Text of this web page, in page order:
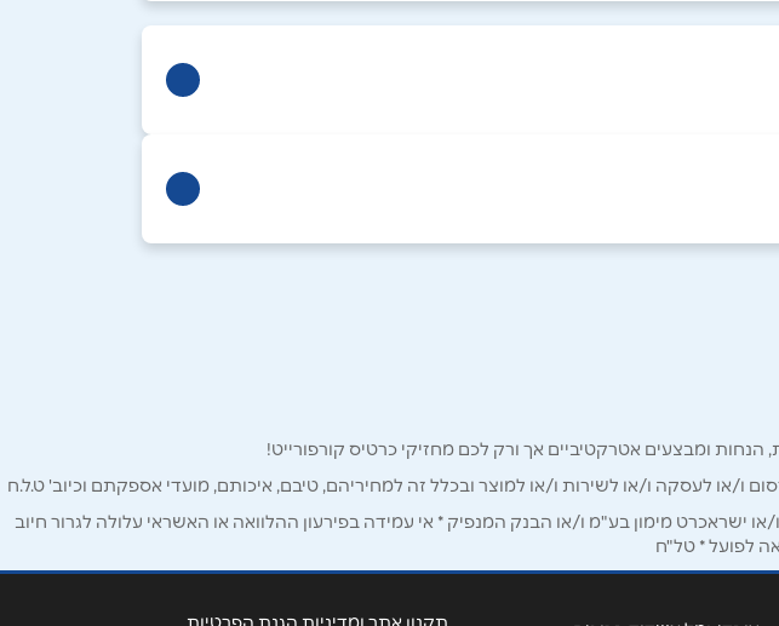
ביאליק ירושלים
04-9924791
רמת גן
ו/או לעסקה ו/או לשירות ו/או למוצר ובכלל זה למחיריהם, טיבם, איכותם, מועדי אספקתם וכיוב' ט.ל.ח
מימון בע"מ ו/או הבנק המנפיק * אי עמידה בפירעון ההלוואה או האשראי עלולה לגרור חיוב
לפועל * טל"ח